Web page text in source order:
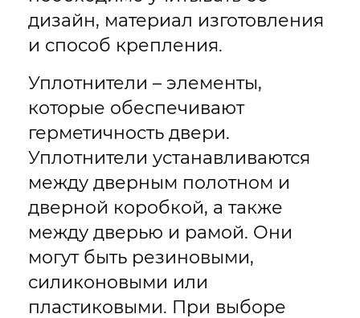
дизайн, материал изготовления
и способ крепления.
Уплотнители – элементы,
которые обеспечивают
герметичность двери.
Уплотнители устанавливаются
между дверным полотном и
дверной коробкой, а также
между дверью и рамой. Они
могут быть резиновыми,
силиконовыми или
пластиковыми. При выборе